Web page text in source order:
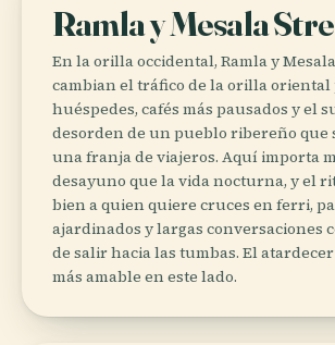
Ramla y Mesala
En la orilla occidental, Ramla y
cambian el tráfico de la orilla oriental
huéspedes, cafés más pausados y el
desorden de un pueblo ribereño que
una franja de viajeros. Aquí importa
desayuno que la vida nocturna, y el
bien a quien quiere cruces en ferri,
ajardinados y largas conversaciones
de salir hacia las tumbas. El
más amable en este lado.